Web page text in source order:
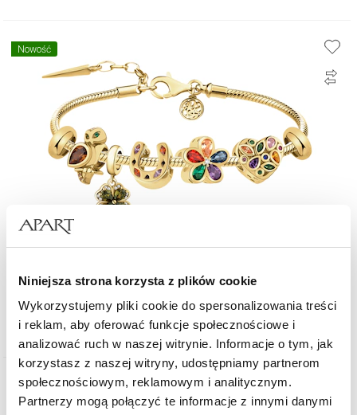
Niniejsza strona korzysta z plików cookie
Wykorzystujemy pliki cookie do spersonalizowania treści
i reklam, aby oferować funkcje społecznościowe i
analizować ruch w naszej witrynie. Informacje o tym, jak
korzystasz z naszej witryny, udostępniamy partnerom
społecznościowym, reklamowym i analitycznym.
Partnerzy mogą połączyć te informacje z innymi danymi
Nowość
Bransoleta beads zestaw - sowa, koniczyna, podkowa, serce, kwiaty
1 432 zł
Nowość